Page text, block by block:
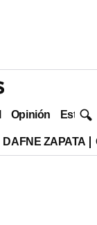
Opinión Estilo
DAFNE ZAPATA